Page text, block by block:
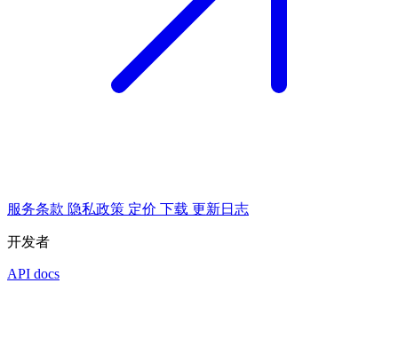
服务条款 隐私政策 定价 下载 更新日志
开发者
API docs